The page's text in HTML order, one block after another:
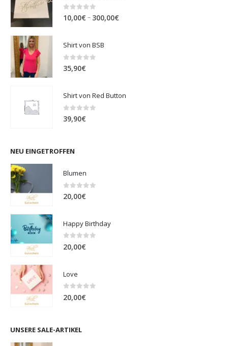
0out of 5
10,00€ – 300,00€
Shirt von BSB
0out of 5
35,90€
Shirt von Red Button
0 out of 5
39,90€
NEU EINGETROFFEN
Blumen
0 out of 5
20,00€
Happy Birthday
0 out of 5
20,00€
Love
0 out of 5
20,00€
UNSERE SALE-ARTIKEL